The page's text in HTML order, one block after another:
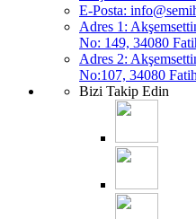
E-Posta:
Adres 1:
No: 149, 34080
Adres 2:
No:107, 34080
Bizi Takip Edin